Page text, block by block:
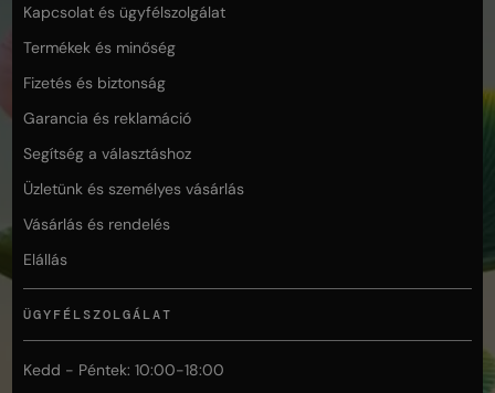
Kapcsolat és ügyfélszolgálat
Termékek és minőség
Fizetés és biztonság
Garancia és reklamáció
Segítség a választáshoz
Üzletünk és személyes vásárlás
Vásárlás és rendelés
Elállás
ÜGYFÉLSZOLGÁLAT
Kedd - Péntek: 10:00-18:00